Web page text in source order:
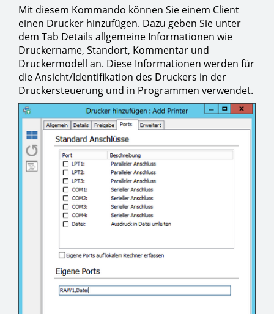
Mit diesem Kommando können Sie einem Client
einen Drucker hinzufügen. Dazu geben Sie unter
dem Tab Details allgemeine Informationen wie
Druckername, Standort, Kommentar und
Druckermodell an. Diese Informationen werden für
die Ansicht/Identifikation des Druckers in der
Druckersteuerung und in Programmen verwendet.